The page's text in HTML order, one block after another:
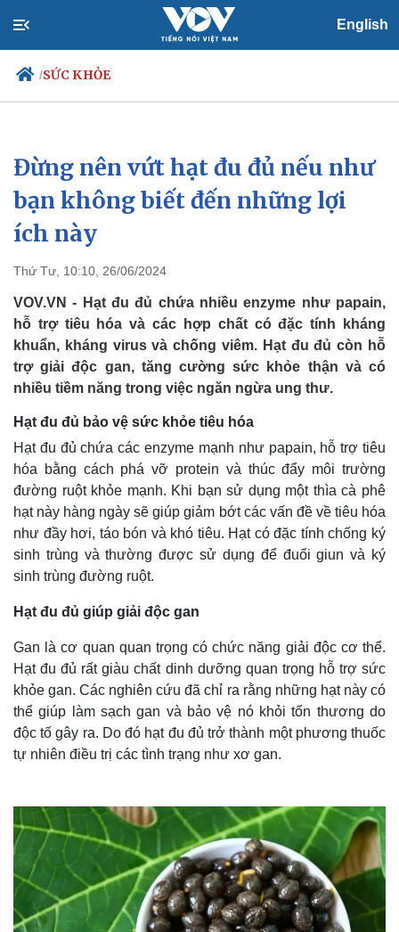
English
/SỨC KHỎE
Chính trị
Tổ chức nhân sự
Quốc hội
Nhận diện sự thật
Xã hội
Tin 24h
Dự báo thời tiết
Đừng nên vứt hạt đu đủ nếu như
bạn không biết đến những lợi
ích này
Thứ Tư, 10:10, 26/06/2024
VOV.VN - Hạt đu đủ chứa nhiều enzyme như papain,
hỗ trợ tiêu hóa và các hợp chất có đặc tính kháng
khuẩn, kháng virus và chống viêm. Hạt đu đủ còn hỗ
trợ giải độc gan, tăng cường sức khỏe thận và có
nhiều tiềm năng trong việc ngăn ngừa ung thư.
Hạt đu đủ bảo vệ sức khỏe tiêu hóa
Hạt đu đủ chứa các enzyme mạnh như papain, hỗ trợ tiêu
hóa bằng cách phá vỡ protein và thúc đẩy môi trường
đường ruột khỏe mạnh. Khi bạn sử dụng một thìa cà phê
hạt này hàng ngày sẽ giúp giảm bớt các vấn đề về tiêu hóa
như đầy hơi, táo bón và khó tiêu. Hạt có đặc tính chống ký
sinh trùng và thường được sử dụng để đuổi giun và ký
sinh trùng đường ruột.
Hạt đu đủ giúp giải độc gan
Gan là cơ quan quan trọng có chức năng giải độc cơ thể.
Hạt đu đủ rất giàu chất dinh dưỡng quan trọng hỗ trợ sức
khỏe gan. Các nghiên cứu đã chỉ ra rằng những hạt này có
thể giúp làm sạch gan và bảo vệ nó khỏi tổn thương do
độc tố gây ra. Do đó hạt đu đủ trở thành một phương thuốc
tự nhiên điều trị các tình trạng như xơ gan.